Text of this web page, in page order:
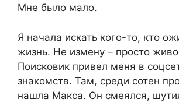
Мне было мало.
Я начала искать кого-то, кто
жизнь. Не измену – просто
Поисковик привел меня в
знакомств. Там, среди сотен
нашла Макса. Он смеялся,